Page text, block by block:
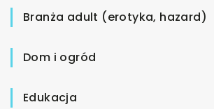
Branża adult (erotyka, hazard)
Dom i ogród
Edukacja